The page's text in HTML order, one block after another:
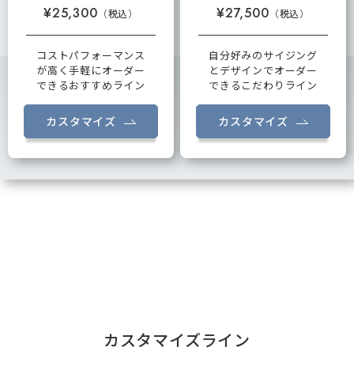
¥25,300
コストパフォーマンス
が高く手軽にオーダー
できるおすすめライン
カスタマイズ
¥27,500
自分好みのサイジング
とデザインでオーダー
できるこだわりライン
カスタマイズ
カスタマイズライン